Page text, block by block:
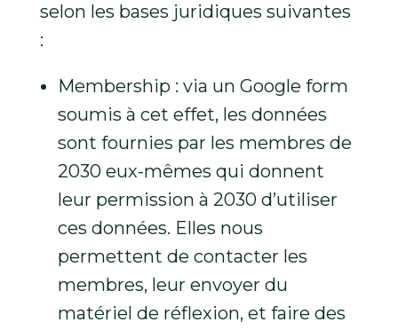
selon les bases juridiques suivantes
:
Membership : via un Google form
soumis à cet effet, les données
sont fournies par les membres de
2030 eux-mêmes qui donnent
leur permission à 2030 d’utiliser
ces données. Elles nous
permettent de contacter les
membres, leur envoyer du
matériel de réflexion, et faire des